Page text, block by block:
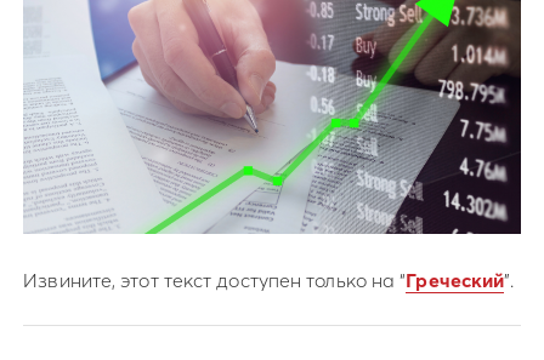
Извините, этот текст доступен только на “Греческий”.